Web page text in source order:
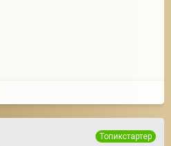
Топикстартер